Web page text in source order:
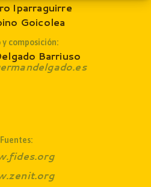
Iparraguirre
Goicolea
y composición:
Barriuso
Fuentes: